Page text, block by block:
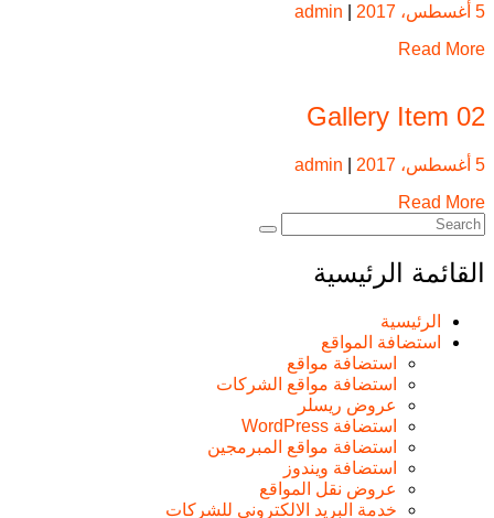
5 أغسطس، 2017
admin
Read More
Gallery Item 02
5 أغسطس، 2017
admin
Read More
القائمة الرئيسية
الرئيسية
استضافة المواقع
استضافة مواقع
استضافة مواقع الشركات
عروض ريسلر
استضافة WordPress
استضافة مواقع المبرمجين
استضافة ويندوز
عروض نقل المواقع
خدمة البريد الالكترونى للشركات